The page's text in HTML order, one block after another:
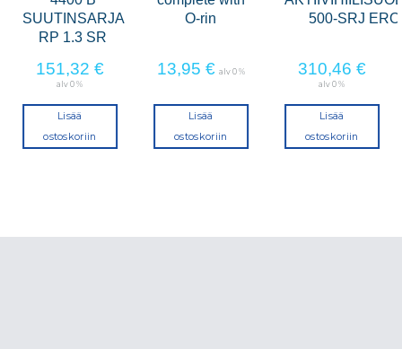
SUUTINSARJA
RP 1.3 SR
151,32 €
alv 0 %
Lisää
ostoskoriin
O-rin
13,95 € alv 0 %
Lisää
ostoskoriin
500-SRJ
310,46 €
alv 0 %
Lisää
ostoskoriin